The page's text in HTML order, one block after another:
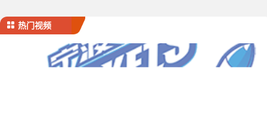
热门视频